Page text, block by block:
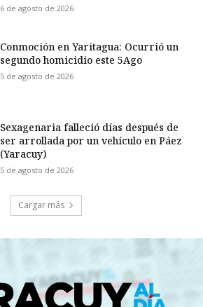
6 de agosto de 2026
Conmoción en Yaritagua: Ocurrió un
segundo homicidio este 5Ago
5 de agosto de 2026
Sexagenaria falleció días después de
ser arrollada por un vehículo en Páez
(Yaracuy)
5 de agosto de 2026
Cargar más